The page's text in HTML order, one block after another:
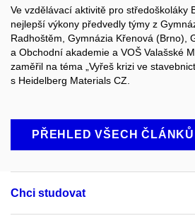
Ve vzdělávací aktivitě pro středoškoláky
nejlepší výkony předvedly týmy z
Radhoštěm, Gymnázia Křenová (Brno),
a Obchodní akademie a VOŠ Valašské
zaměřil na téma „Vyřeš krizi ve
s Heidelberg Materials CZ.
PŘEHLED VŠECH ČLÁNKŮ
Chci studovat